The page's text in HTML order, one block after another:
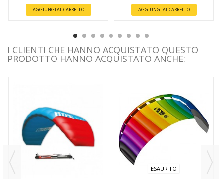
AGGIUNGI AL CARRELLO AGGIUNGI AL CARRELLO
I CLIENTI CHE HANNO ACQUISTATO QUESTO
PRODOTTO HANNO ACQUISTATO ANCHE:
ESAURITO